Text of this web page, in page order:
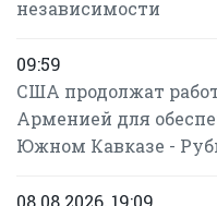
независимости
09:59
США продолжат
Арменией для
Южном Кавказе -
08.08.2026, 19:09